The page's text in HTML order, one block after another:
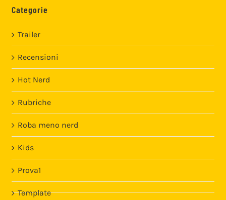
Categorie
Trailer
Recensioni
Hot Nerd
Rubriche
Roba meno nerd
Kids
Prova1
Template